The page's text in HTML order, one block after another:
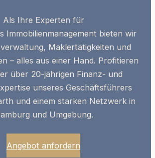
Als Ihre Experten für
Immobilienmanagement bieten wir
Maklertätigkeiten und
– alles aus einer Hand. Profitieren
über 20-jährigen Finanz- und
unseres Geschäftsführers
und einem starken Netzwerk in
und Umgebung.
Angebot anfordern